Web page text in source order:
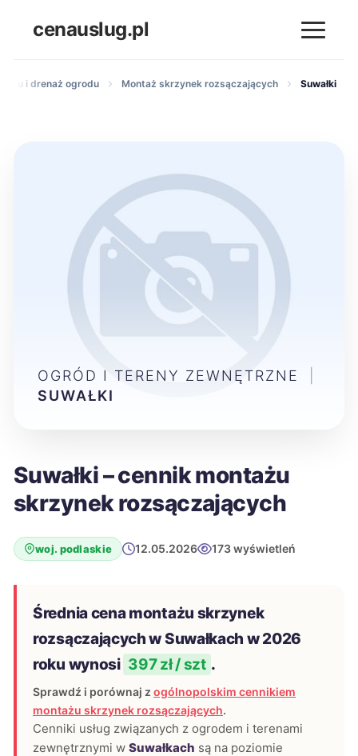
cenauslug.pl
i drenaż ogrodu Montaż skrzynek rozsączających Suwałki
Suwałki – cennik montażu
skrzynek rozsączających
woj. podlaskie 12.05.2026 173 wyświetleń
Średnia cena montażu skrzynek
rozsączających w Suwałkach w 2026
roku wynosi 397 zł / szt .
Sprawdź i porównaj z ogólnopolskim cennikiem
montażu skrzynek rozsączających.
Cenniki usług związanych z ogrodem i terenami
zewnętrznymi w Suwałkach są na poziomie
OGRÓD I TERENY ZEWNĘTRZNE
SUWAŁKI